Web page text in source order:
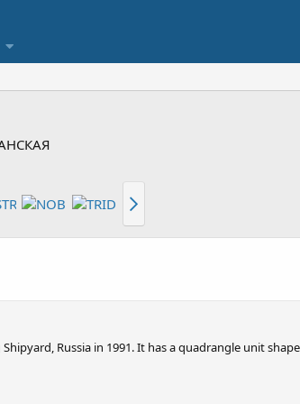
Russia in 1991. It has a quadrangle unit